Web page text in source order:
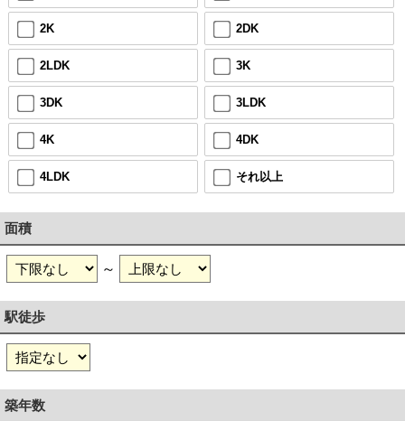
2K 2DK
2LDK 3K
3DK 3LDK
4K 4DK
4LDK それ以上
面積
～
駅徒歩
築年数